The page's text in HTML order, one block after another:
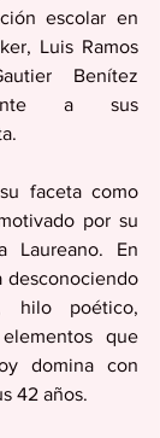
escolar en
Luis Ramos
Benítez
a sus
faceta como
por su
Laureano. En
desconociendo
hilo poético,
que
domina con
42 años.